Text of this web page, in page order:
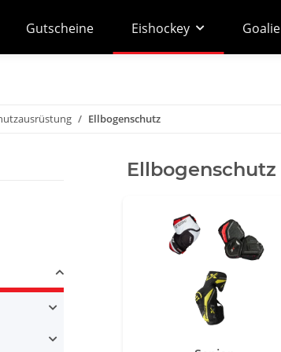
Gutscheine Eishockey Goalie
Ellbogenschutz
Ellbogenschutz